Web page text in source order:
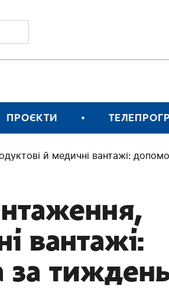
ПРОЄКТИ
й медичні вантажі:
вантажі:
за